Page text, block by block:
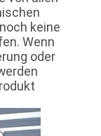
keine
Wenn
oder